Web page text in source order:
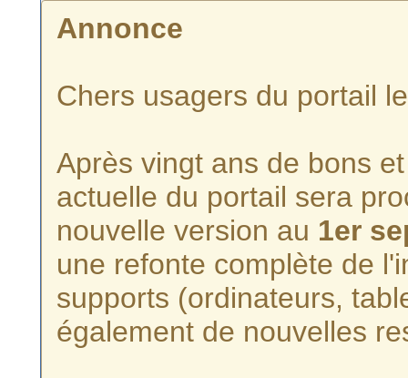
Annonce
Chers usagers du portail
Après vingt ans de bons
actuelle du portail sera
nouvelle version au 1er
une refonte complète de
supports (ordinateurs,
également de nouvelles